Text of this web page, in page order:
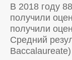
В 2018 году
получили
получили
Средний